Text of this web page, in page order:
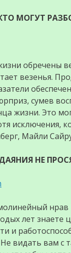
МОГУТ
обречены
везенья.
сумев
жизни. Это
исключения,
Майли
НЕ
нрав
лет знаете
и
видать вам